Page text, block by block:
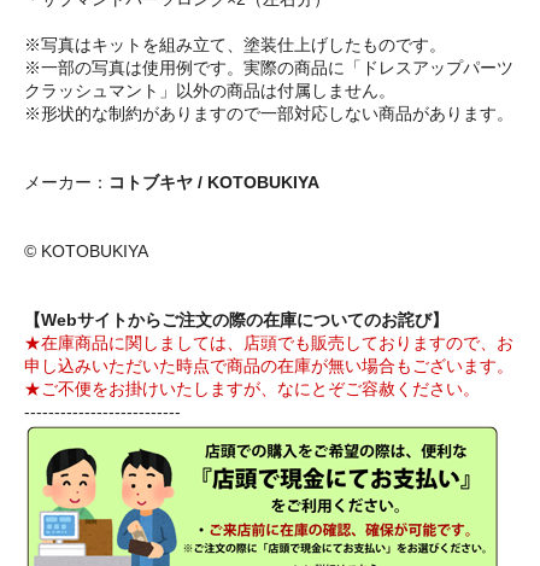
※写真はキットを組み立て、塗装仕上げしたものです。
※一部の写真は使用例です。実際の商品に「ドレスアップパーツ
クラッシュマント」以外の商品は付属しません。
※形状的な制約がありますので一部対応しない商品があります。
メーカー： コトブキヤ / KOTOBUKIYA
© KOTOBUKIYA
【Webサイトからご注文の際の在庫についてのお詫び】
★在庫商品に関しましては、店頭でも販売しておりますので、お
申し込みいただいた時点で商品の在庫が無い場合もございます。
★ご不便をお掛けいたしますが、なにとぞご容赦ください。
--------------------------